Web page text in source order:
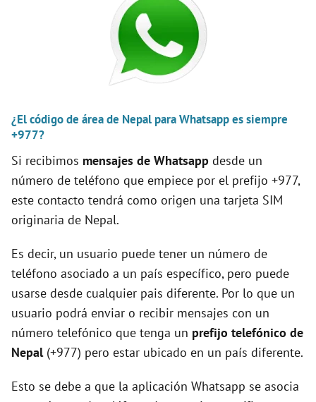
i
d
e
o
¿El código de área de Nepal para Whatsapp es siempre
+977?
Si recibimos mensajes de Whatsapp desde un
número de teléfono que empiece por el prefijo +977,
este contacto tendrá como origen una tarjeta SIM
originaria de Nepal.
Es decir, un usuario puede tener un número de
teléfono asociado a un país específico, pero puede
usarse desde cualquier pais diferente. Por lo que un
usuario podrá enviar o recibir mensajes con un
número telefónico que tenga un prefijo telefónico de
Nepal(+977) pero estar ubicado en un país diferente.
Esto se debe a que la aplicación Whatsapp se asocia